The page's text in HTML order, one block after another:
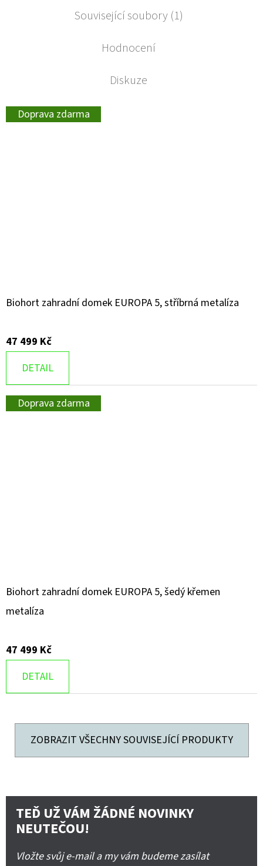
Související soubory (1)
Hodnocení
Diskuze
Doprava zdarma
Biohort zahradní domek EUROPA 5, stříbrná metalíza
47 499 Kč
DETAIL
Doprava zdarma
Biohort zahradní domek EUROPA 5, šedý křemen
metalíza
47 499 Kč
DETAIL
ZOBRAZIT VŠECHNY SOUVISEJÍCÍ PRODUKTY
TEĎ UŽ VÁM ŽÁDNÉ NOVINKY
NEUTEČOU!
Vložte svůj e-mail a my vám budeme zasílat